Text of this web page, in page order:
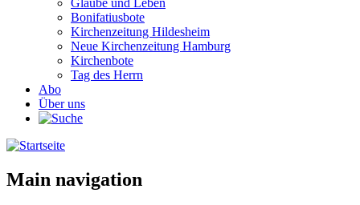
Bonifatiusbote
Kirchenzeitung Hildesheim
Neue Kirchenzeitung Hamburg
Kirchenbote
Tag des Herrn
Abo
Über uns
Main navigation